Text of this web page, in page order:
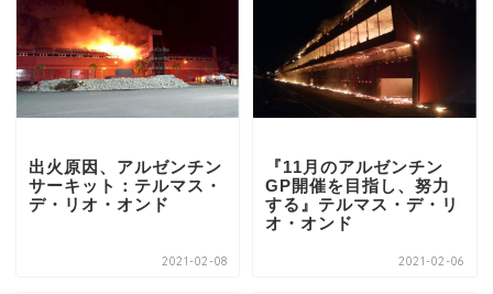
出火原因、アルゼンチン
サーキット：テルマス・
デ・リオ・オンド
2021-02-08
『11月のアルゼンチン
GP開催を目指し、努力
する』テルマス・デ・リ
オ・オンド
2021-02-06